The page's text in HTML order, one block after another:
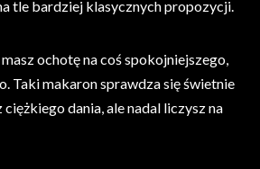
tle bardziej klasycznych propozycji.
ochotę na coś spokojniejszego,
Taki makaron sprawdza się świetnie
dania, ale nadal liczysz na